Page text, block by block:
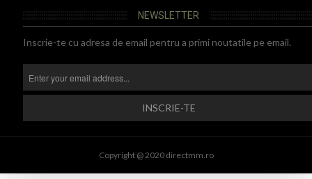
NEWSLETTER
Inscrie-te cu adresa de email pentru a primi noutatile pe email.
Copyright @ 2020 directmm.ro